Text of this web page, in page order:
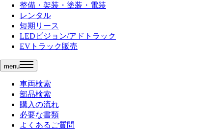
整備・架装・塗装・電装
レンタル
短期リース
LEDビジョン/アドトラック
EVトラック販売
menu
車両検索
部品検索
購入の流れ
必要な書類
よくあるご質問